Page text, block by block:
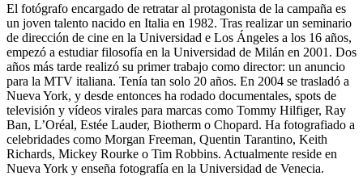
El fotógrafo encargado de retratar al protagonista de la campaña es
un joven talento nacido en Italia en 1982. Tras realizar un seminario
de dirección de cine en la Universidad e Los Ángeles a los 16 años,
empezó a estudiar filosofía en la Universidad de Milán en 2001. Dos
años más tarde realizó su primer trabajo como director: un anuncio
para la MTV italiana. Tenía tan solo 20 años. En 2004 se trasladó a
Nueva York, y desde entonces ha rodado documentales, spots de
televisión y vídeos virales para marcas como Tommy Hilfiger, Ray
Ban, L’Oréal, Estée Lauder, Biotherm o Chopard. Ha fotografiado a
celebridades como Morgan Freeman, Quentin Tarantino, Keith
Richards, Mickey Rourke o Tim Robbins. Actualmente reside en
Nueva York y enseña fotografía en la Universidad de Venecia.